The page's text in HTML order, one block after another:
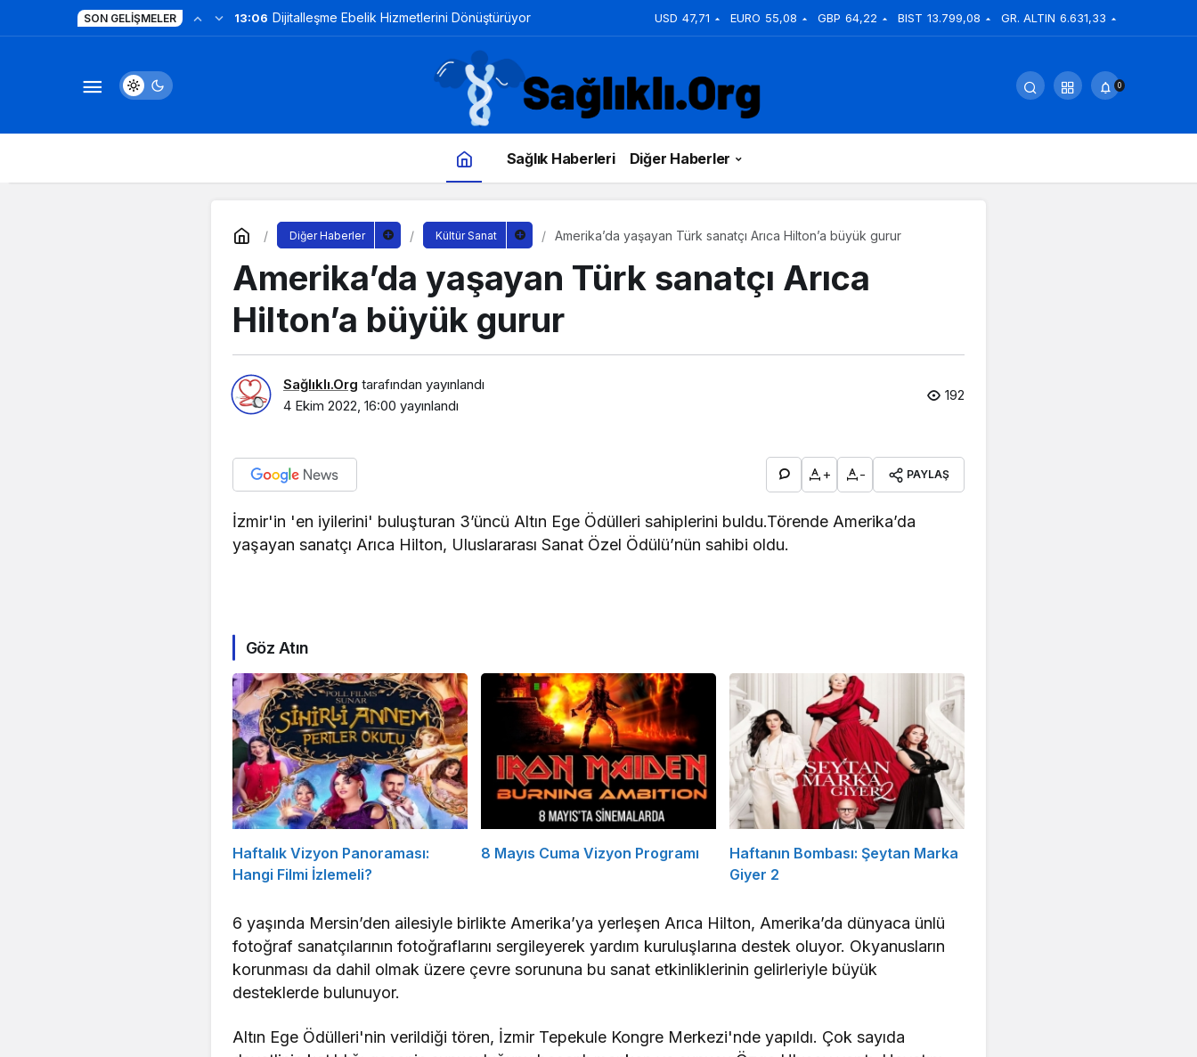
SON GELIŞMELER 13:06 Dijitalleşme Ebelik Hizmetlerini Dönüştürüyor USD 47,71 EURO 55,08 GBP 64,22 BIST 13.799,08 GR. ALTIN 6.631,33
0
Sağlık Haberleri Diğer Haberler
Diğer Haberler Kültür Sanat Amerika’da yaşayan Türk sanatçı Arıca Hilton’a büyük gurur
Amerika’da yaşayan Türk sanatçı Arıca
Hilton’a büyük gurur
Sağlıklı.Org tarafından yayınlandı
4 Ekim 2022, 16:00 yayınlandı
192
+ - PAYLAŞ
İzmir'in 'en iyilerini' buluşturan 3’üncü Altın Ege Ödülleri sahiplerini buldu.Törende Amerika’da
yaşayan sanatçı Arıca Hilton, Uluslararası Sanat Özel Ödülü’nün sahibi oldu.
Göz Atın
Haftalık Vizyon Panoraması:
Hangi Filmi İzlemeli?
8 Mayıs Cuma Vizyon Programı
Haftanın Bombası: Şeytan Marka
Giyer 2
6 yaşında Mersin’den ailesiyle birlikte Amerika’ya yerleşen Arıca Hilton, Amerika’da dünyaca ünlü
fotoğraf sanatçılarının fotoğraflarını sergileyerek yardım kuruluşlarına destek oluyor. Okyanusların
korunması da dahil olmak üzere çevre sorununa bu sanat etkinliklerinin gelirleriyle büyük
desteklerde bulunuyor.
Altın Ege Ödülleri'nin verildiği tören, İzmir Tepekule Kongre Merkezi'nde yapıldı. Çok sayıda